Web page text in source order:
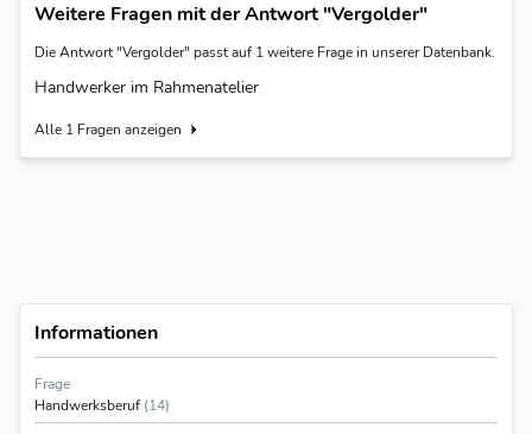
Weitere Fragen mit der Antwort "Vergolder"
Die Antwort "Vergolder" passt auf 1 weitere Frage in unserer Datenbank.
Handwerker im Rahmenatelier
Alle 1 Fragen anzeigen
Informationen
Frage
Handwerksberuf (14)